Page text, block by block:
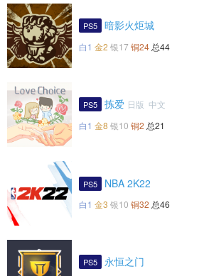
PS5 暗影火炬城
白1 金2 银17 铜24 总44
PS5 拣爱 日版 中文
白1 金8 银10 铜2 总21
PS5 NBA 2K22
白1 金3 银10 铜32 总46
PS5 永恒之门